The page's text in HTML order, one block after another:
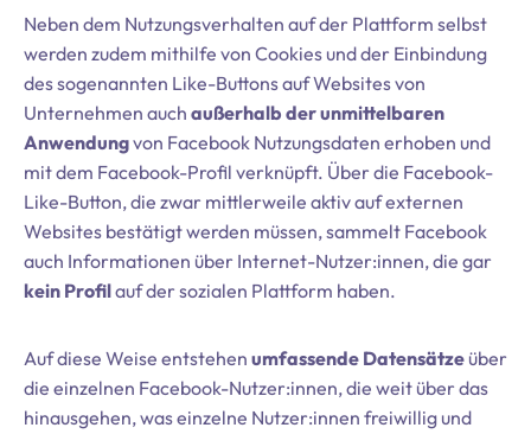
Neben dem Nutzungsverhalten auf der Plattform selbst
werden zudem mithilfe von Cookies und der Einbindung
des sogenannten Like-Buttons auf Websites von
Unternehmen auch außerhalb der unmittelbaren
Anwendungvon Facebook Nutzungsdaten erhoben und
mit dem Facebook-Profil verknüpft. Über die Facebook-
Like-Button, die zwar mittlerweile aktiv auf externen
Websites bestätigt werden müssen, sammelt Facebook
auch Informationen über Internet-Nutzer:innen, die gar
kein Profilauf der sozialen Plattform haben.
Auf diese Weise entstehen umfassende Datensätzeüber
die einzelnen Facebook-Nutzer:innen, die weit über das
hinausgehen, was einzelne Nutzer:innen freiwillig und